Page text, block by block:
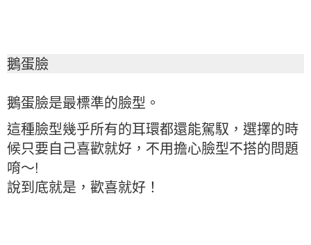
鵝蛋臉
鵝蛋臉是最標準的臉型。
這種臉型幾乎所有的耳環都還能駕馭，選擇的時
候只要自己喜歡就好，不用擔心臉型不搭的問題
唷～!
說到底就是，歡喜就好！